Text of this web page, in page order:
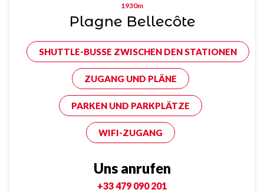
1930m
Plagne Bellecôte
SHUTTLE-BUSSE ZWISCHEN DEN STATIONEN
ZUGANG UND PLÄNE
PARKEN UND PARKPLÄTZE
WIFI-ZUGANG
Uns anrufen
+33 479 090 201